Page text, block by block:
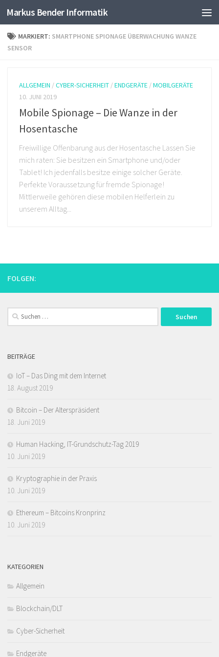
Skip to content
Markus Bender Informatik
MARKIERT: SMARTPHONE SPIONAGE ÜBERWACHUNG WANZE
SENSOR
ALLGEMEIN /CYBER-SICHERHEIT /ENDGERÄTE /MOBILGERÄTE
10. JUNI 2019
Mobile Spionage – Die Wanze in der
Hosentasche
Freiwillige Offenbarung aus der Hosentasche Lassen Sie
mich raten: Sie besitzen ein Smartphone und/oder
Tablet! Ich jedenfalls besitze einige solcher Geräte.
Perfekte Voraussetzung für fremde Spionage!
Mittlerweile gehören diese mobilen Helferlein zu
unserem Alltag...
FOLGEN:
Suchen
nach:
BEITRÄGE
IoT – Das Ding mit dem Internet
18. August 2019
Bitcoin – Der Alterspräsident
18. Juni 2019
Human Hacking, IT-Grundschutz-Tag 2019
10. Juni 2019
Kryptographie in der Praxis
10. Juni 2019
Ethereum – Bitcoins Kronprinz
10. Juni 2019
KATEGORIEN
Allgemein
Blockchain/DLT
Cyber-Sicherheit
Endgeräte